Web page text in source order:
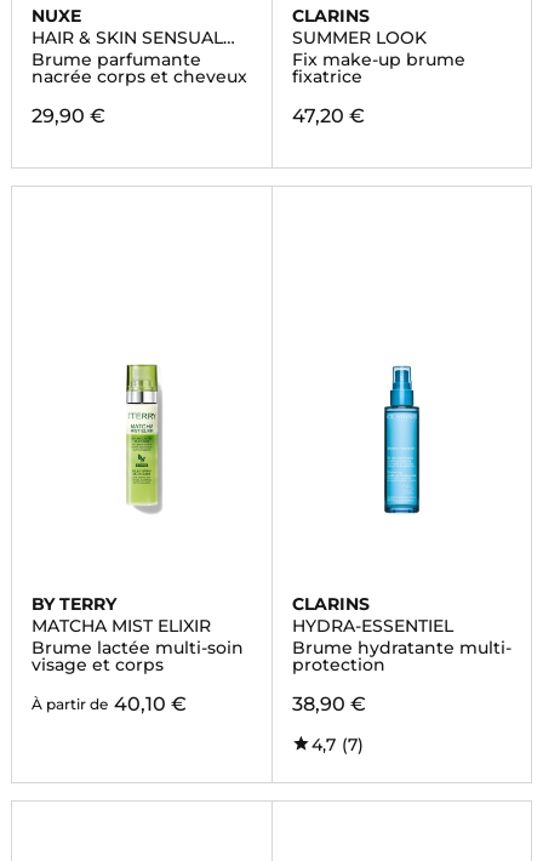
NUXE
HAIR & SKIN SENSUAL
ERA GOLD
Brume parfumante
nacrée corps et cheveux
29,90 €
CLARINS
SUMMER LOOK
Fix make-up brume
fixatrice
47,20 €
BY TERRY
MATCHA MIST ELIXIR
Brume lactée multi-soin
visage et corps
À partir de 40,10 €
CLARINS
HYDRA-ESSENTIEL
Brume hydratante multi-
protection
38,90 €
4,7 (7)